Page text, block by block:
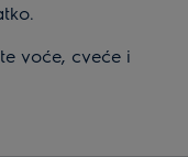
voće, cveće i